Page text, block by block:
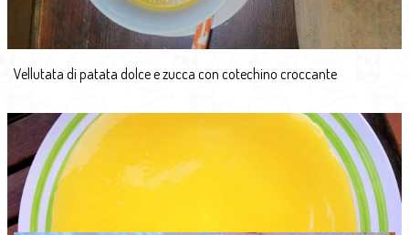
Vellutata di patata dolce e zucca con cotechino croccante